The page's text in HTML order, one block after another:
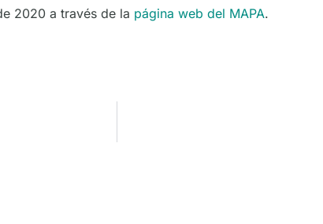
2020 a través de la página web del MAPA.